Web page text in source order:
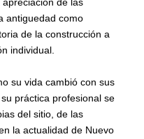
antiguedad como
de la construcción a
individual.
su vida cambió con sus
práctica profesional se
del sitio, de las
la actualidad de Nuevo